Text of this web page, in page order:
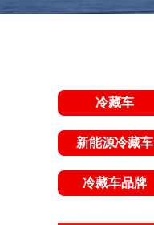
冷藏车
新能源冷藏车
冷藏车品牌